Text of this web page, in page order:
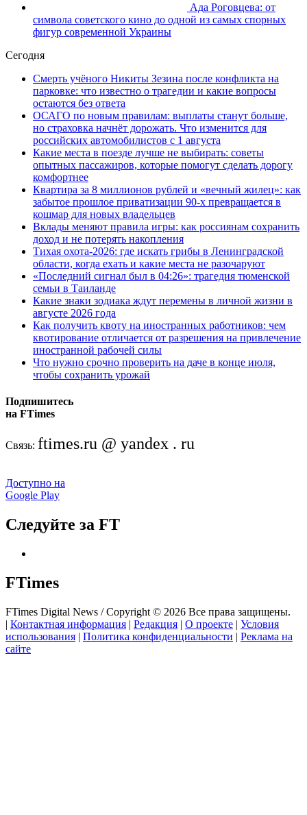
Ада Роговцева: от
символа советского кино до одной из самых спорных
фигур современной Украины
Сегодня
Смерть учёного Никиты Зезина после конфликта на
парковке: что известно о трагедии и какие вопросы
остаются без ответа
ОСАГО по новым правилам: выплаты станут больше,
но страховка начнёт дорожать. Что изменится для
российских автомобилистов с 1 августа
Какие места в поезде лучше не выбирать: советы
опытных пассажиров, которые помогут сделать дорогу
комфортнее
Квартира за 8 миллионов рублей и «вечный жилец»: как
забытое прошлое приватизации 90-х превращается в
кошмар для новых владельцев
Вклады меняют правила игры: как россиянам сохранить
доход и не потерять накопления
Тихая охота-2026: где искать грибы в Ленинградской
области, когда ехать и какие места не разочаруют
«Последний сигнал был в 04:26»: трагедия тюменской
семьи в Таиланде
Какие знаки зодиака ждут перемены в личной жизни в
августе 2026 года
Как получить квоту на иностранных работников: чем
квотирование отличается от разрешения на привлечение
иностранной рабочей силы
Что нужно срочно проверить на даче в конце июля,
чтобы сохранить урожай
Подпишитесь
на FTimes
Связь: ftimes.ru @ yandex . ru
Доступно на
Google Play
Следуйте за FT
FTimes
FTimes Digital News / Copyright © 2026 Все права защищены.
| Контактная информация | Редакция | О проекте | Условия
использования | Политика конфиденциальности | Реклама на
сайте